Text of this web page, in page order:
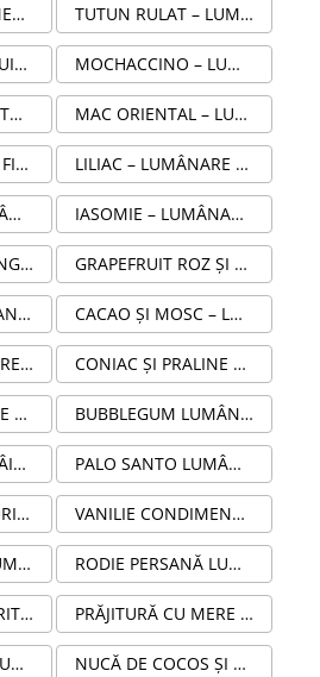
ÎNGHEȚATĂ DE ZMEURĂ – LUMÂNARE PARFUMATĂ HANDMADE DIN SOIA 100G ÎN RECIPIENT STICLĂ AMBRA TUTUN RULAT – LUMÂNARE PARFUMATĂ HANDMADE DIN SOIA 100G ÎN RECIPIENT STICLĂ AMBRĂ
SFĂRÂMĂ DE BISCUIȚI – LUMÂNARE PARFUMATĂ HANDMADE DIN CEARA DE SOIA 100G MOCHACCINO – LUMÂNARE PARFUMATĂ HANDMADE DIN SOIA 100G ÎN RECIPIENT STICLĂ AMBRĂ
MIERE NEAGRĂ ȘI TUTUN – LUMÂNARE PARFUMATĂ HANDMADE DIN SOIA ÎN RECIPIENT STICLĂ AMBRĂ MAC ORIENTAL – LUMÂNARE PARFUMATĂ HANDMADE DIN SOIA ÎN RECIPIENT STICLĂ AMBRĂ
MANGO ȘI GUAVA FIZZ – LUMÂNARE PARFUMATĂ HANDMADE DIN SOIA 100G ÎN RECIPIENT STICLĂ AMBRĂ LILIAC – LUMÂNARE PARFUMATĂ HANDMADE DIN SOIA ÎN RECIPIENT STICLĂ AMBRĂ
IRIS VIOLET – LUMÂNARE PARFUMATĂ HANDMADE DIN SOIA 100G ÎN RECIPIENT STICLĂ AMBRĂ IASOMIE – LUMÂNARE PARFUMATĂ HANDMADE DIN SOIA ÎN RECIPIENT STICLĂ AMBRĂ
GHIMBIR ȘI LEMONGRASS – LUMÂNARE PARFUMATĂ HANDMADE DIN SOIA ÎN RECIPIENT STICLĂ AMBRĂ GRAPEFRUIT ROZ ȘI VANILIE – LUMÂNARE PARFUMATĂ HANDMADE DIN SOIA 100G ÎN RECIPIENT STICLĂ AMBRĂ
GARDENIA TAHITIANĂ – LUMÂNARE PARFUMATĂ HANDMADE DIN SOIA 100G ÎN RECIPIENT STICLĂ AMBRĂ CACAO ȘI MOSC – LUMÂNARE PARFUMATĂ HANDMADE DIN SOIA ÎN RECIPIENT STICLĂ AMBRĂ
COCOS – LUMÂNARE PARFUMATĂ HANDMADE DIN SOIA ÎN RECIPIENT STICLĂ AMBRĂ CONIAC ȘI PRALINE – LUMÂNARE PARFUMATĂ HANDMADE DIN SOIA ÎN RECIPIENT STICLĂ AMBRĂ
CĂPȘUNI ȘI PEPENE VERDE – LUMÂNARE PARFUMATĂ DIN CEARĂ NATURALĂ DE SOIA 100G ÎN STICLĂ AMBRĂ BUBBLEGUM LUMÂNARE PARFUMATĂ DIN CEARĂ NATURALĂ DE SOIA ÎN STICLĂ AMBRĂ
PLĂCINTĂ DE LĂMÂIE CU BEZEA LUMÂNARE PARFUMATĂ DIN CEARĂ NATURALĂ DE SOIA 100G ÎN STICLĂ AMBRĂ PALO SANTO LUMÂNARE PARFUMATĂ DIN CEARĂ NATURALĂ DE SOIA 100G ÎN STICLĂ AMBRĂ
PIPER ROZ ȘI BUJORI LUMÂNARE PARFUMATĂ DIN CEARĂ NATURALĂ DE SOIA 100G ÎN STICLĂ AMBRĂ VANILIE CONDIMENTATĂ LUMÂNARE PARFUMATĂ DIN CEARĂ NATURALĂ DE SOIA 100G ÎN STICLĂ AMBRĂ
TURTĂ DULCE – LUMÂNARE PARFUMATĂ DIN CEARĂ NATURALĂ DE SOIA, STICLĂ AMBRĂ RODIE PERSANĂ LUMÂNARE PARFUMATĂ DIN CEARĂ NATURALĂ DE SOIA ÎN STICLĂ AMBRĂ
PARADISUL ÎNFLORIT LUMÂNARE PARFUMATĂ DIN CEARĂ NATURALĂ DE SOIA100G ÎN STICLĂ AMBRĂ PRĂJITURĂ CU MERE LUMÂNARE PARFUMATĂ DIN CEARĂ NATURALĂ DE SOIA 100G ÎN STICLĂ AMBRĂ
NUFĂR ȘI LOTUS LUMÂNARE PARFUMATĂ DIN CEARĂ NATURALĂ DE SOIA 100G NUCĂ DE COCOS ȘI LEMONGRASS LUMÂNARE PARFUMATĂ DIN CEARĂ NATURALĂ DE SOIA 100G